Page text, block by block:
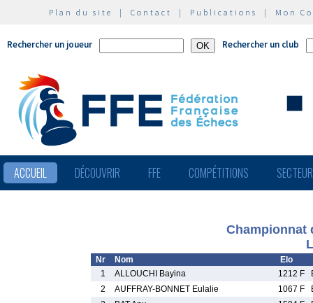
Plan du site | Contact | Publications | Mon
Rechercher un joueur Rechercher un club
ACCUEIL DÉCOUVRIR FFE COMPÉTITIONS
Championnat
Nr Nom
Elo
1
ALLOUCHI Bayina 1212 F
2
AUFFRAY-BONNET Eulalie 1067 F